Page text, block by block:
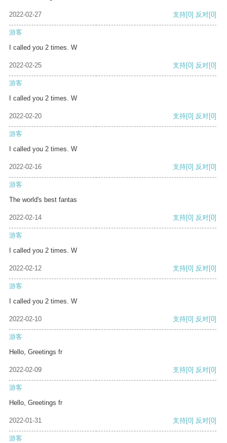
2022-02-27 支持[0] 反对[0]
游客
I called you 2 times. W
2022-02-25 支持[0] 反对[0]
游客
I called you 2 times. W
2022-02-20 支持[0] 反对[0]
游客
I called you 2 times. W
2022-02-16 支持[0] 反对[0]
游客
The world's best fantas
2022-02-14 支持[0] 反对[0]
游客
I called you 2 times. W
2022-02-12 支持[0] 反对[0]
游客
I called you 2 times. W
2022-02-10 支持[0] 反对[0]
游客
Hello, Greetings fr
2022-02-09 支持[0] 反对[0]
游客
Hello, Greetings fr
2022-01-31 支持[0] 反对[0]
游客